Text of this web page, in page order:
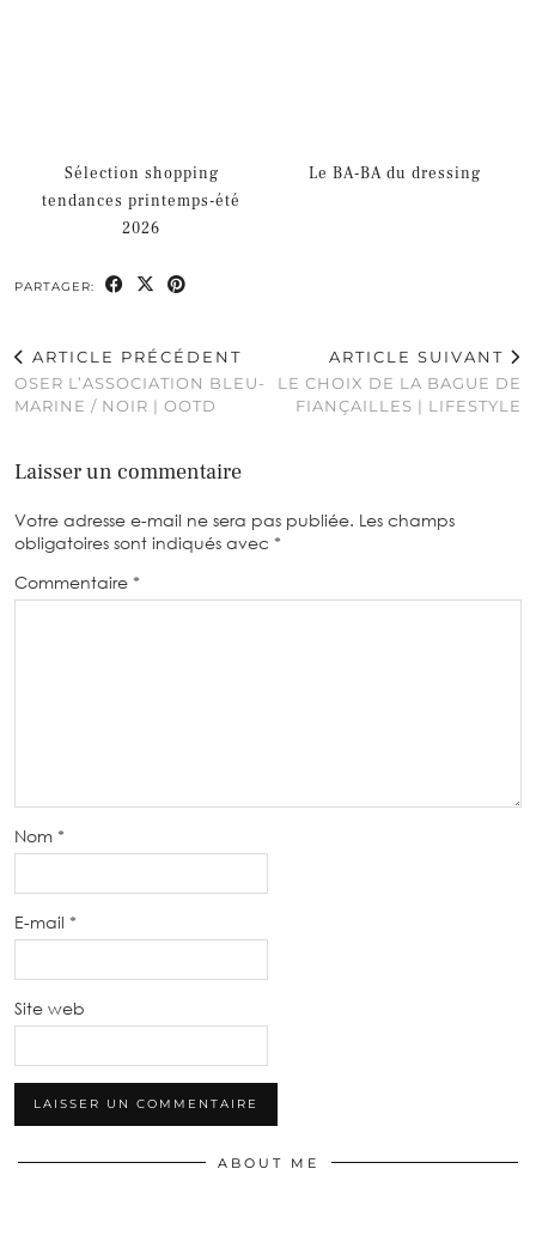
Sélection shopping
tendances printemps-été
2026
Le BA-BA du dressing
PARTAGER:
ARTICLE PRÉCÉDENT
OSER L’ASSOCIATION BLEU-
MARINE / NOIR | OOTD
ARTICLE SUIVANT
LE CHOIX DE LA BAGUE DE
FIANÇAILLES | LIFESTYLE
Laisser un commentaire
Votre adresse e-mail ne sera pas publiée. Les champs
obligatoires sont indiqués avec *
Commentaire *
Nom *
E-mail *
Site web
ABOUT ME